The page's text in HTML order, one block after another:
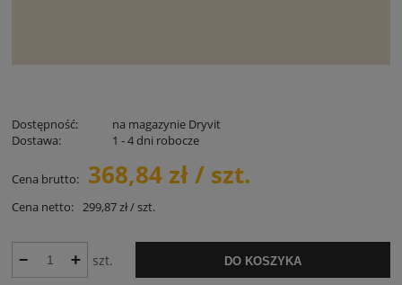
Dostępność:
na magazynie Dryvit
Dostawa:
1 - 4 dni robocze
Cena brutto: 368,84 zł / szt.
Cena netto: 299,87 zł / szt.
szt. DO KOSZYKA